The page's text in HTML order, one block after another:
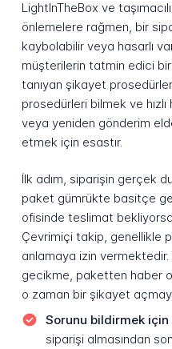
LightInTheBox ve
önlemelere rağmen, bir
kaybolabilir veya hasarlı
müşterilerin tatmin edici
tanıyan şikayet
prosedürleri bilmek ve
veya yeniden gönderim
etmek için esastır.
İlk adım, siparişin gerçek
paket gümrükte basitçe
ofisinde teslimat
Çevrimiçi takip, genellikle
anlamaya izin
gecikme, paketten haber
o zaman bir şikayet
Sorunu bildirmek
siparişi almasından